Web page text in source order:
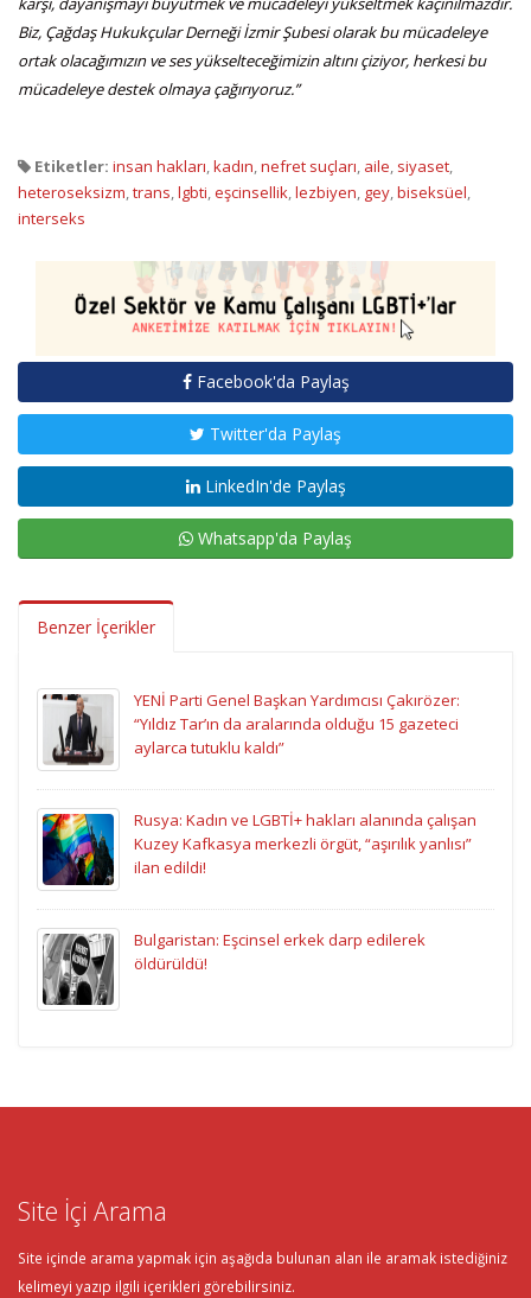
Biz, Çağdaş Hukukçular Derneği İzmir Şubesi olarak bu mücadeleye
ortak olacağımızın ve ses yükselteceğimizin altını çiziyor, herkesi bu
mücadeleye destek olmaya çağırıyoruz.”
Etiketler: insan hakları kadın nefret suçları aile siyaset
heteroseksizm trans lgbti eşcinsellik lezbiyen gey biseksüel
interseks
Facebook'da Paylaş
Twitter'da Paylaş
LinkedIn'de Paylaş
Whatsapp'da Paylaş
Benzer İçerikler
YENİ Parti Genel Başkan Yardımcısı Çakırözer:
“Yıldız Tar’ın da aralarında olduğu 15 gazeteci
aylarca tutuklu kaldı”
Rusya: Kadın ve LGBTİ+ hakları alanında çalışan
Kuzey Kafkasya merkezli örgüt, “aşırılık yanlısı”
ilan edildi!
Bulgaristan: Eşcinsel erkek darp edilerek
öldürüldü!
Site İçi Arama
Site içinde arama yapmak için aşağıda bulunan alan ile aramak istediğiniz
kelimeyi yazıp ilgili içerikleri görebilirsiniz.